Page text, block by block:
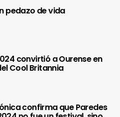
pedazo de vida
convirtió a Ourense en
Cool Britannia
confirma que Paredes